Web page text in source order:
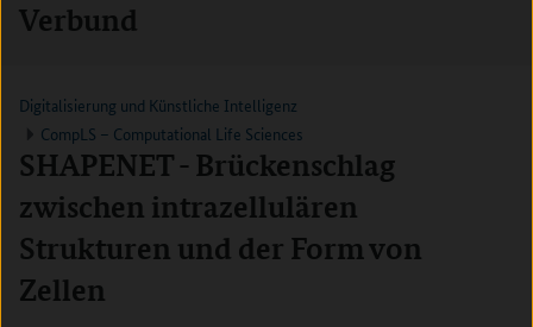
Verbund
Digitalisierung und Künstliche Intelligenz
CompLS – Computational Life Sciences
SHAPENET - Brückenschlag
zwischen intrazellulären
Strukturen und der Form von
Zellen